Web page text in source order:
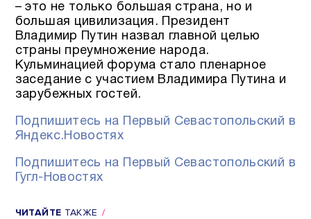
– это не только большая страна, но и
большая цивилизация. Президент
Владимир Путин назвал главной целью
страны преумножение народа.
Кульминацией форума стало пленарное
заседание с участием Владимира Путина и
зарубежных гостей.
Подпишитесь на Первый Севастопольский в
Яндекс.Новостях
Подпишитесь на Первый Севастопольский в
Гугл-Новостях
ЧИТАЙТЕ ТАКЖЕ